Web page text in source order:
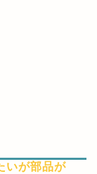
いが部品が